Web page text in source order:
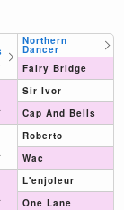
Northern
Dancer
Fairy Bridge
Sir Ivor
Cap And Bells
Roberto
Wac
L'enjoleur
One Lane